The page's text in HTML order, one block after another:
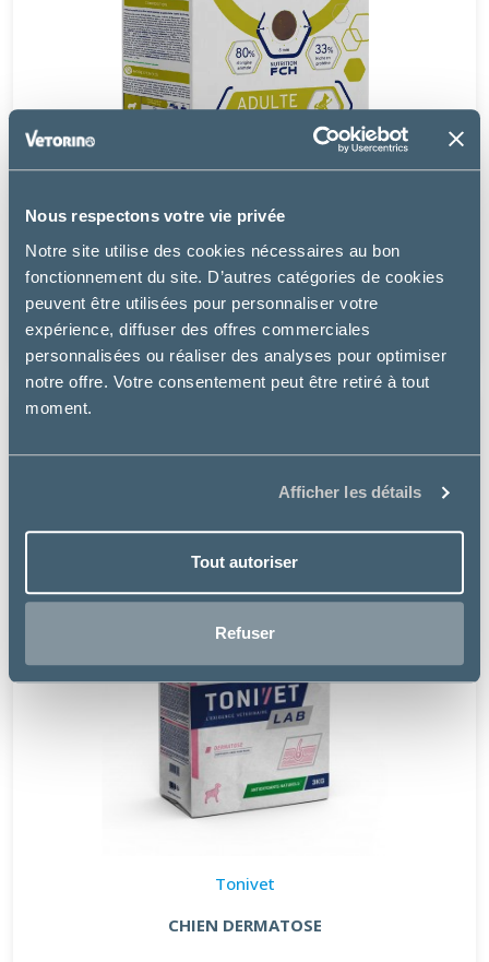
Nous respectons votre vie privée
Notre site utilise des cookies nécessaires au bon
fonctionnement du site. D’autres catégories de cookies
peuvent être utilisées pour personnaliser votre
expérience, diffuser des offres commerciales
personnalisées ou réaliser des analyses pour optimiser
notre offre. Votre consentement peut être retiré à tout
moment.
Afficher les détails
Tout autoriser
Refuser
Tonivet
à partir de
14.49€
Tonivet
CHIEN DERMATOSE